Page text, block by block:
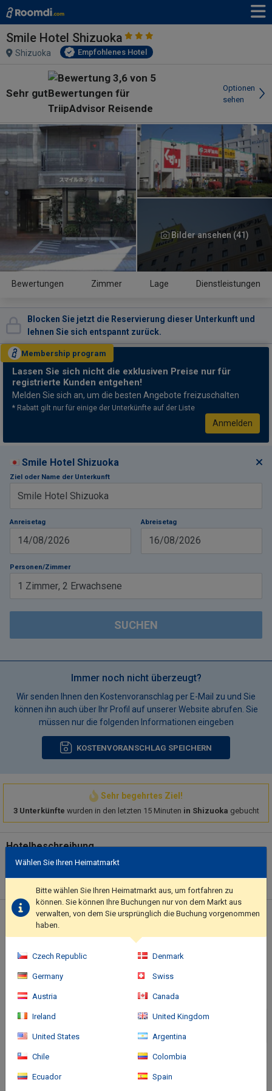
Smile Hotel Shizuoka
Shizuoka Empfohlenes Hotel
Sehr gut
Optionen
sehen
Bilder ansehen (41)
Bewertungen Zimmer Lage Dienstleistungen
Blocken Sie jetzt die Reservierung dieser Unterkunft und
lehnen Sie sich entspannt zurück.
Membership program
Lassen Sie sich nicht die exklusiven Preise nur für
registrierte Kunden entgehen!
Melden Sie sich an, um die besten Angebote freizuschalten
* Rabatt gilt nur für einige der Unterkünfte auf der Liste
Anmelden
Smile Hotel Shizuoka
Ziel oder Name der Unterkunft
Anreisetag
14/08/2026
Abreisetag
16/08/2026
Personen/Zimmer
1 Zimmer, 2 Erwachsene
SUCHEN
Immer noch nicht überzeugt?
Wir senden Ihnen den Kostenvoranschlag per E-Mail zu und Sie
können ihn auch über Ihr Profil auf unserer Website abrufen. Sie
müssen nur die folgenden Informationen eingeben
KOSTENVORANSCHLAG SPEICHERN
Sehr begehrtes Ziel!
3 Unterkünfte wurden in den letzten 15 Minuten in Shizuoka gebucht
Hotelbeschreibung
Make use of convenient amenities, which include complimentary
amenities include complimentary wired internet access, dry
cleaning/laundry services, and a 24-hour front desk. Self parking
(subject to charges) is available onsite..
Standort des Hotels
Wählen Sie Ihren Heimatmarkt
Bitte wählen Sie Ihren Heimatmarkt aus, um fortfahren zu
können. Sie können Ihre Buchungen nur von dem Markt aus
verwalten, von dem Sie ursprünglich die Buchung vorgenommen
haben.
Czech Republic Denmark
Germany Swiss
Austria Canada
Ireland United Kingdom
United States Argentina
Chile Colombia
Ecuador Spain